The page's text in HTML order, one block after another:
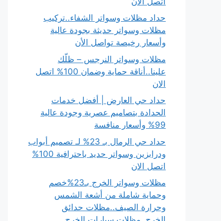
حداد مظلات وسواتر الشفاء..تركيب
مظلات وسواتر حديثة بجودة عالية
وأسعار رخيصة تواصل الأن
مظلات وسواتر النرجس – ظلّك
علينا..أناقة حماية وضمان 100% اتصل
الان
حداد حي العارض | أفضل خدمات
الحدادة بتصاميم عصرية وجودة عالية
99% وأسعار منافسة
حداد حي الرمال بـ 23% لـ تصميم أبواب
ودرابزين وسواتر حديد باحترافية 100%
اتصل الان
مظلات وسواتر الخرج بـ23%خصم
وحماية شاملة من أشعة الشمس
وحرارة الصيف..مظلات حدائق